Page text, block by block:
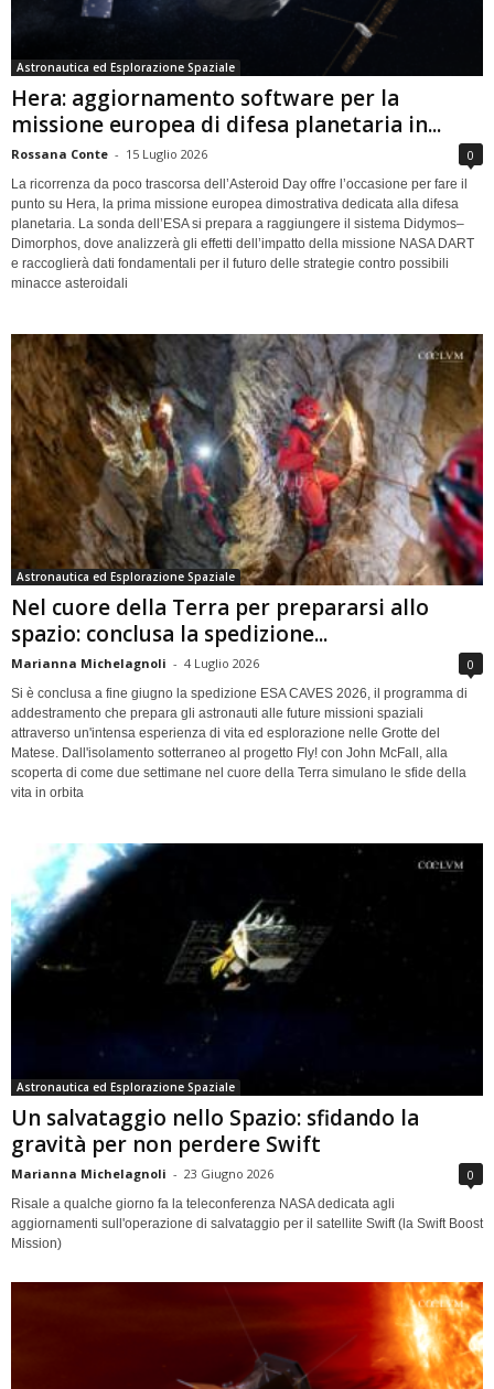
Astronautica ed Esplorazione Spaziale
Hera: aggiornamento software per la
missione europea di difesa planetaria in...
Rossana Conte - 15 Luglio 2026 0
La ricorrenza da poco trascorsa dell’Asteroid Day offre l’occasione per fare il
punto su Hera, la prima missione europea dimostrativa dedicata alla difesa
planetaria. La sonda dell’ESA si prepara a raggiungere il sistema Didymos–
Dimorphos, dove analizzerà gli effetti dell’impatto della missione NASA DART
e raccoglierà dati fondamentali per il futuro delle strategie contro possibili
minacce asteroidali
Astronautica ed Esplorazione Spaziale
Nel cuore della Terra per prepararsi allo
spazio: conclusa la spedizione...
Marianna Michelagnoli - 4 Luglio 2026 0
Si è conclusa a fine giugno la spedizione ESA CAVES 2026, il programma di
addestramento che prepara gli astronauti alle future missioni spaziali
attraverso un'intensa esperienza di vita ed esplorazione nelle Grotte del
Matese. Dall'isolamento sotterraneo al progetto Fly! con John McFall, alla
scoperta di come due settimane nel cuore della Terra simulano le sfide della
vita in orbita
Astronautica ed Esplorazione Spaziale
Un salvataggio nello Spazio: sfidando la
gravità per non perdere Swift
Marianna Michelagnoli - 23 Giugno 2026 0
Risale a qualche giorno fa la teleconferenza NASA dedicata agli
aggiornamenti sull'operazione di salvataggio per il satellite Swift (la Swift Boost
Mission)